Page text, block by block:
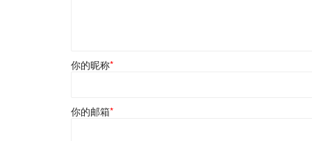
你的昵称*
你的邮箱*